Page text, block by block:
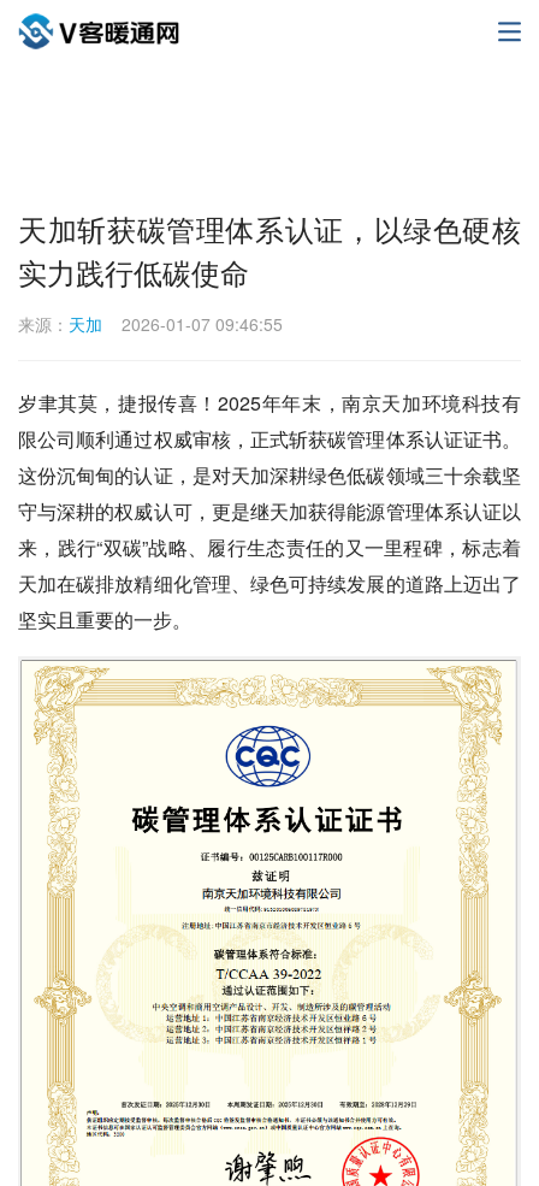
天加斩获碳管理体系认证，以绿色硬核
实力践行低碳使命
来源： 天加 2026-01-07 09:46:55
岁聿其莫，捷报传喜！2025年年末，南京天加环境科技有
限公司顺利通过权威审核，正式斩获碳管理体系认证证书。
这份沉甸甸的认证，是对天加深耕绿色低碳领域三十余载坚
守与深耕的权威认可，更是继天加获得能源管理体系认证以
来，践行“双碳”战略、履行生态责任的又一里程碑，标志着
天加在碳排放精细化管理、绿色可持续发展的道路上迈出了
坚实且重要的一步。